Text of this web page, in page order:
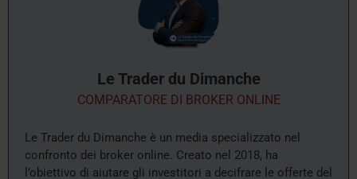
Le Trader du Dimanche
COMPARATORE DI BROKER ONLINE
Le Trader du Dimanche è un media specializzato nel
confronto dei broker online. Creato nel 2018, ha
l’obiettivo di aiutare gli investitori a decifrare le offerte del